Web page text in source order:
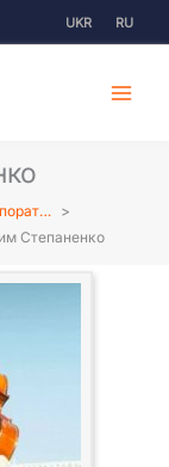
UKR RU
Степаненко